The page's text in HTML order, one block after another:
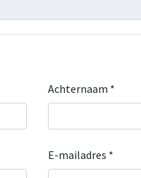
Achternaam *
E-mailadres *